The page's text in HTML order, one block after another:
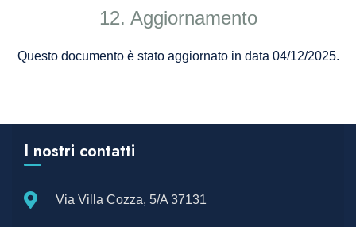
Aggiornamento
Questo documento è stato aggiornato in data 04/12/2025.
I nostri contatti
Via Villa Cozza, 5/A 37131